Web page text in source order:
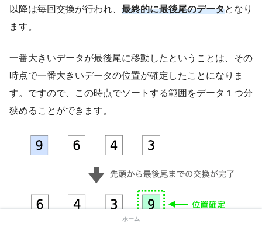
以降は毎回交換が行われ、 最終的に最後尾のデータとなり
ます。
一番大きいデータが最後尾に移動したということは、その
時点で一番大きいデータの位置が確定したことになりま
す。ですので、この時点でソートする範囲をデータ１つ分
狭めることができます。
ホーム